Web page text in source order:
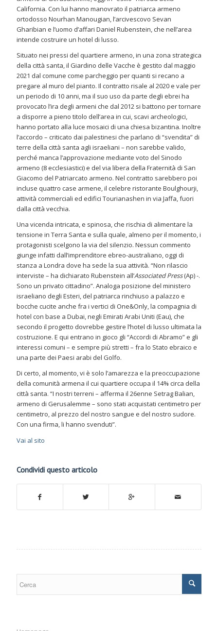
California. Con lui hanno manovrato il patriarca armeno
ortodosso Nourhan Manougian, l’arcivescovo Sevan
Gharibian e l’uomo d’affari Daniel Rubenstein, che nell’area
intende costruire un hotel di lusso.
Situato nei pressi del quartiere armeno, in una zona strategica
della città santa, il Giardino delle Vacche è gestito dal maggio
2021 dal comune come parcheggio per quanti si recano a
pregare al muro del pianto. Il contratto risale al 2020 e vale per
un periodo di 10 anni, ma il suo uso da parte degli ebrei ha
provocato l’ira degli armeni che dal 2012 si battono per tornare
a disporre a pieno titolo dell’area in cui, scavi archeologici,
hanno portato alla luce mosaici di una chiesa bizantina. Inoltre
l’accordo – criticato dai palestinesi che parlano di “svendita” di
terre della città santa agli israeliani – non sarebbe valido,
perché manca l’approvazione mediante voto del Sinodo
armeno (8 ecclesiastici) e del via libera della Fraternità di San
Giacomo del Patriarcato armeno. Nel contratto sarebbero poi
incluse quattro case armene, il celebre ristorante Boulghourji,
attività commerciali ed edifici Tourianashen in via Jaffa, fuori
dalla città vecchia.
Una vicenda intricata, e spinosa, che rischia di alimentare la
tensione in Terra Santa e sulla quale, almeno per il momento, i
protagonisti scelgono la via del silenzio. Nessun commento
giunge infatti dall’imprenditore ebreo-australiano, oggi di
stanza a Londra dove ha sede la sua attività. “Non rilascio
interviste – ha dichiarato Rubenstein all’Associated Press(Ap) -.
Sono un privato cittadino”. Analoga posizione del ministero
israeliano degli Esteri, del patriarca rinchiuso a palazzo e
bocche cucite anche fra i vertici di One&Only, la compagnia di
hotel con base a Dubai, negli Emirati Arabi Uniti (Eau), che
secondo il progetto dovrebbe gestire l’hotel di lusso ultimata la
costruzione. E qui entrano in gioco gli “Accordi di Abramo” e gli
interessi comuni – e sempre più stretti – fra lo Stato ebraico e
una parte dei Paesi arabi del Golfo.
Di certo, al momento, vi è solo l’amarezza e la preoccupazione
della comunità armena il cui quartiere occupa il 14% circa della
città santa. “I nostri terreni – afferma il 26enne Setrag Balian,
armeno di Gerusalemme – sono stati acquistati centimetro per
centimetro, al prezzo del nostro sangue e del nostro sudore.
Con una firma, li hanno svenduti”.
Vai al sito
Condividi questo articolo